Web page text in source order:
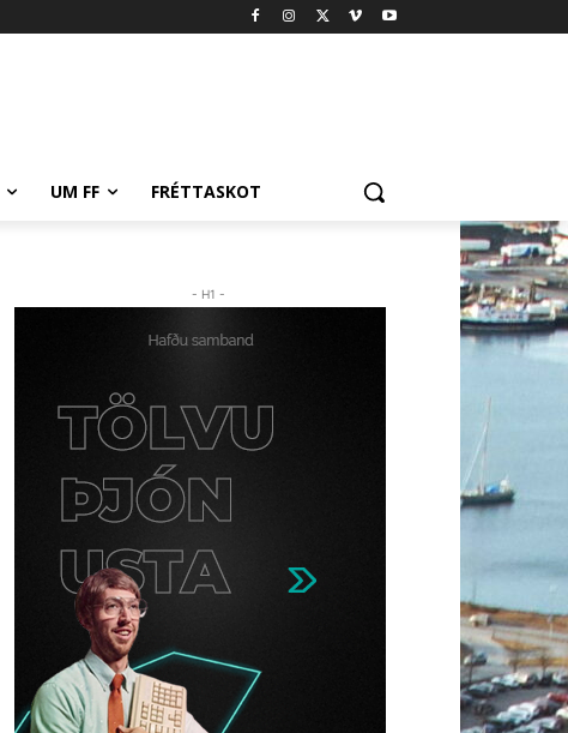
UM FF FRÉTTASKOT
- H1 -